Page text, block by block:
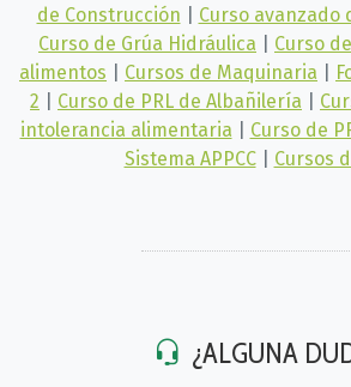
de Construcción
Curso avanzado
Curso de Grúa Hidráulica
Curso
alimentos
Cursos de Maquinaria
2
Curso de PRL de Albañilería
intolerancia alimentaria
Curso de
Sistema APPCC
Cursos
¿ALGUNA